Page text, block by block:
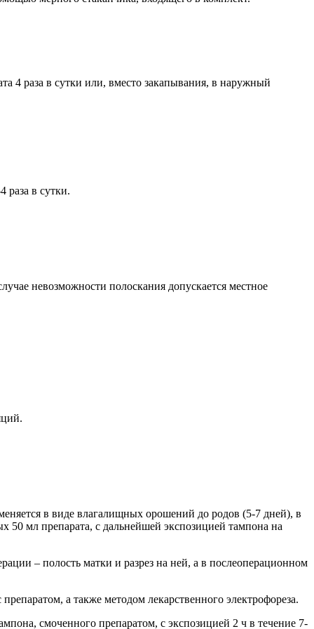
4 раза в сутки или, вместо закапывания, в наружный
раза в сутки.
невозможности полоскания допускается местное
в виде влагалищных орошений до родов (5-7 дней), в
50 мл препарата, с дальнейшей экспозицией тампона на
– полость матки и разрез на ней, а в послеоперационном
а также методом лекарственного электрофореза.
смоченного препаратом, с экспозицией 2 ч в течение 7-